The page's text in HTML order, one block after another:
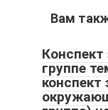
Вам
Конспект
группе
конспект